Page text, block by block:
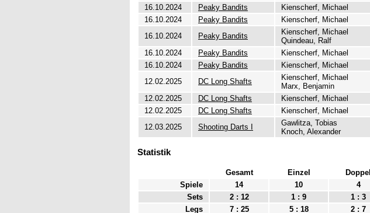
16.10.2024
Peaky Bandits Kienscherf, Michael
16.10.2024
Peaky Bandits Kienscherf, Michael
16.10.2024
Peaky Bandits
Kienscherf, Michael
Quindeau, Ralf
16.10.2024
Peaky Bandits Kienscherf, Michael
16.10.2024
Peaky Bandits Kienscherf, Michael
12.02.2025
DC Long Shafts
Kienscherf, Michael
Marx, Benjamin
12.02.2025
DC Long Shafts Kienscherf, Michael
12.02.2025
DC Long Shafts Kienscherf, Michael
12.03.2025
Shooting Darts I
Gawlitza, Tobias
Knoch, Alexander
Statistik
Gesamt Einzel
Doppel
Spiele
14 10
4
Sets
2 : 12 1 : 9
1 : 3
Legs
7 : 25 5 : 18 2 : 7